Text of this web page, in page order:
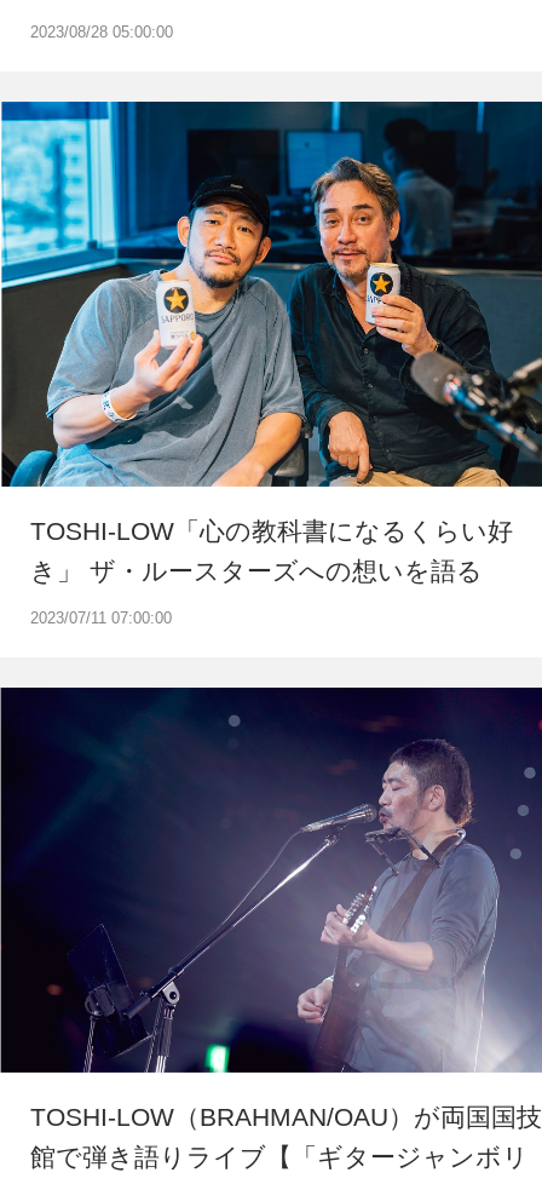
2023/08/28 05:00:00
2023/07/11 07:00:00
TOSHI-LOW「心の教科書になるくらい好
き」 ザ・ルースターズへの想いを語る
TOSHI-LOW（BRAHMAN/OAU）が両国国技
館で弾き語りライブ【「ギタージャンボリ